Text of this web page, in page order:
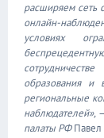
расширяем сеть
онлайн-
условиях
образования и
региональные
наблюдателей», –
палаты РФПавел